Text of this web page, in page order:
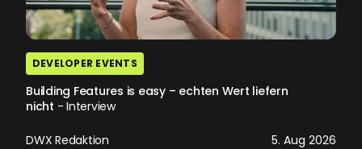
DEVELOPER EVENTS
Building Features is easy – echten Wert liefern
nicht - Interview
DWX Redaktion 5. Aug 2026